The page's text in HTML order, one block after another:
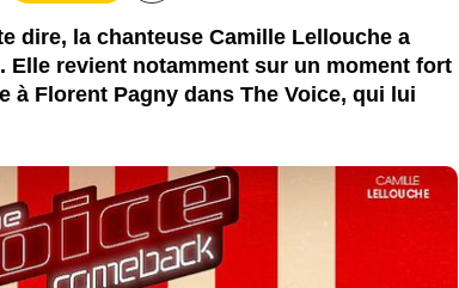
dire, la chanteuse Camille Lellouche a
Elle revient notamment sur un moment fort
à Florent Pagny dans The Voice, qui lui